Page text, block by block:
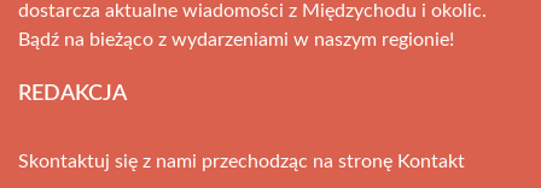
dostarcza aktualne wiadomości z Międzychodu i okolic.
Bądź na bieżąco z wydarzeniami w naszym regionie!
REDAKCJA
Skontaktuj się z nami przechodząc na stronę Kontakt